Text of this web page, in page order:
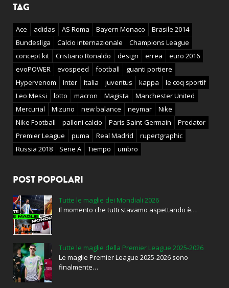
TAG
Ace adidas AS Roma Bayern Monaco
Brasile 2014
Bundesliga
Calcio internazionale
Champions League
concept kit
Cristiano Ronaldo design errea
euro 2016
evoPOWER
evospeed football
guanti portiere
Hypervenom
Inter Italia juventus kappa
le coq sportif
Leo Messi
lotto macron Magista
Manchester United
Mercurial
Mizuno new balance neymar
Nike
Nike Football
palloni calcio Paris Saint-Germain
Predator
Premier League
puma Real Madrid
rupertgraphic
Russia 2018
Serie A Tiempo umbro
POST POPOLARI
Tutte le maglie dei Mondiali 2026
Il momento che tutti stavamo aspettando è…
Tutte le maglie della Premier League 2025-2026
Le maglie Premier League 2025-2026 sono
finalmente…